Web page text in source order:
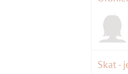
Skat -